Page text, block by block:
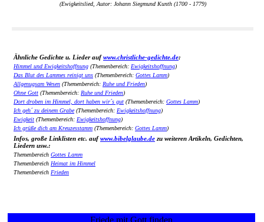
(Ewigkeitslied, Autor: Johann Siegmund Kunth (1700 - 1779)
Ähnliche Gedichte u. Lieder aufwww.christliche-gedichte.de:
Himmel und Ewigkeitshoffnung (Themenbereich: Ewigkeitshoffnung)
Das Blut des Lammes reinigt uns (Themenbereich: Gottes Lamm)
Allgenugsam Wesen (Themenbereich: Ruhe und Frieden)
Ohne Gott (Themenbereich: Ruhe und Frieden)
Dort droben im Himmel, dort haben wir´s gut (Themenbereich: Gottes Lamm)
Ich geh´ zu deinem Grabe(Themenbereich: Ewigkeitshoffnung)
Ewigkeit (Themenbereich: Ewigkeitshoffnung)
Ich grüße dich am Kreuzesstamm (Themenbereich: Gottes Lamm)
Infos, große Linklisten etc. aufwww.bibelglaube.de zu weiteren Artikeln, Gedichten,
Liedern usw.:
Themenbereich Gottes Lamm
Themenbereich Heimat im Himmel
Themenbereich Frieden
Friede mit Gott finden